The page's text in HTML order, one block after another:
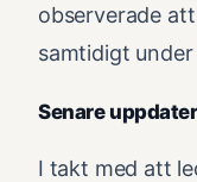
observerade
samtidigt
Senare
I takt med att